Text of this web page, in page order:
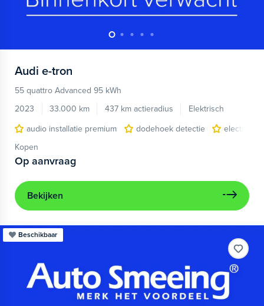
Audi e-tron
55 quattro Advanced 95 kWh
2023
33.000 km 437 km actieradius
Elektrisch
audio installatie premium
dodehoek detectie
electronic
Kopen
Op aanvraag
Bekijken
Beschikbaar